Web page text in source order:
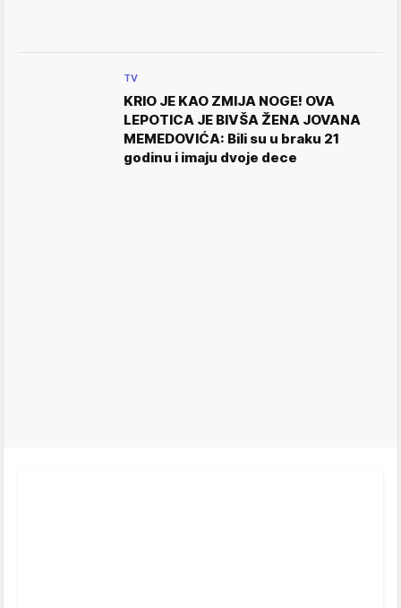
TV
KRIO JE KAO ZMIJA NOGE! OVA
LEPOTICA JE BIVŠA ŽENA JOVANA
MEMEDOVIĆA: Bili su u braku 21
godinu i imaju dvoje dece